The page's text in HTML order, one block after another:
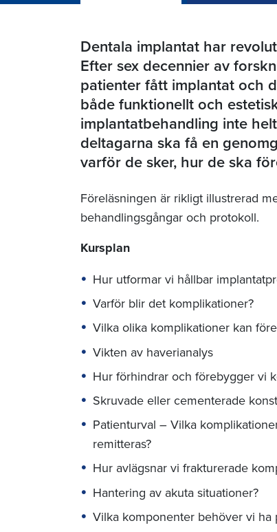
Dentala implantat har
Efter sex decennier av
patienter fått implantat och
både funktionellt och
implantatbehandling inte
deltagarna ska få en
varför de sker, hur de ska
Föreläsningen är rikligt illustrerad
behandlingsgångar och protokoll.
Kursplan
Hur utformar vi hållbar
Varför blir det komplikationer?
Vilka olika komplikationer kan
Vikten av haverianalys
Hur förhindrar och förebygger vi
Skruvade eller cementerade
Patienturval – Vilka
remitteras?
Hur avlägsnar vi frakturerade
Hantering av akuta situationer?
Vilka komponenter behöver vi ha